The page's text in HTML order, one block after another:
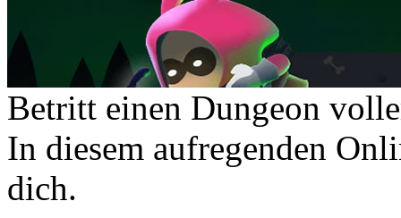
Betritt einen Dungeon
In diesem aufregenden
dich.